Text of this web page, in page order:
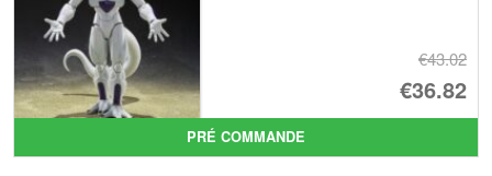
€43.02
Le
€36.82
Le
PRÉ COMMANDE